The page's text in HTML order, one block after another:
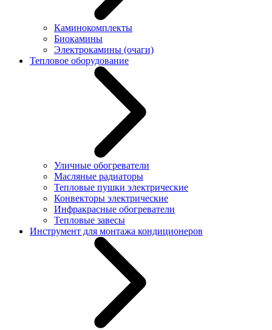
Каминокомплекты
Биокамины
Электрокамины (очаги)
Тепловое оборудование
Уличные обогреватели
Масляные радиаторы
Тепловые пушки электрические
Конвекторы электрические
Инфракрасные обогреватели
Тепловые завесы
Инструмент для монтажа кондиционеров